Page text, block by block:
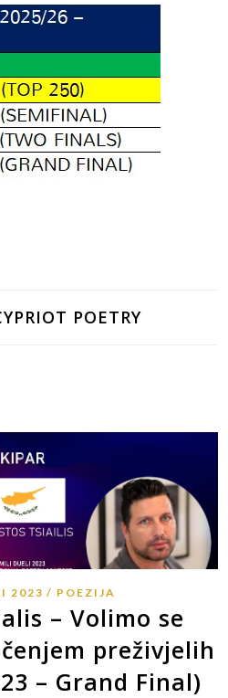
POETRY
2023 POEZIJA
– Volimo se
preživjelih
– Grand Final)